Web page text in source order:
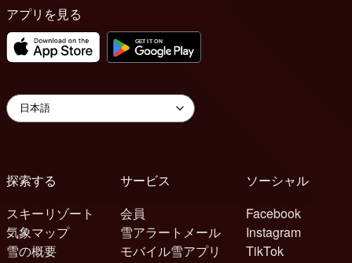
アプリを見る
探索する
スキーリゾート
気象マップ
雪の概要
サービス
会員
雪アラートメール
モバイル雪アプリ
ソーシャル
Facebook
Instagram
TikTok